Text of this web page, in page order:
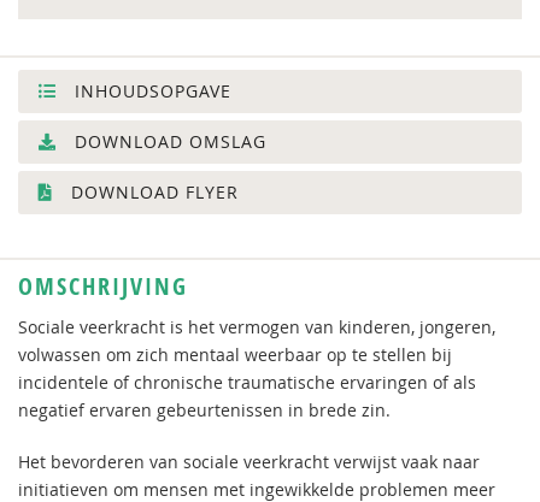
INHOUDSOPGAVE
DOWNLOAD OMSLAG
DOWNLOAD FLYER
OMSCHRIJVING
Sociale veerkracht is het vermogen van kinderen, jongeren,
volwassen om zich mentaal weerbaar op te stellen bij
incidentele of chronische traumatische ervaringen of als
negatief ervaren gebeurtenissen in brede zin.
Het bevorderen van sociale veerkracht verwijst vaak naar
initiatieven om mensen met ingewikkelde problemen meer